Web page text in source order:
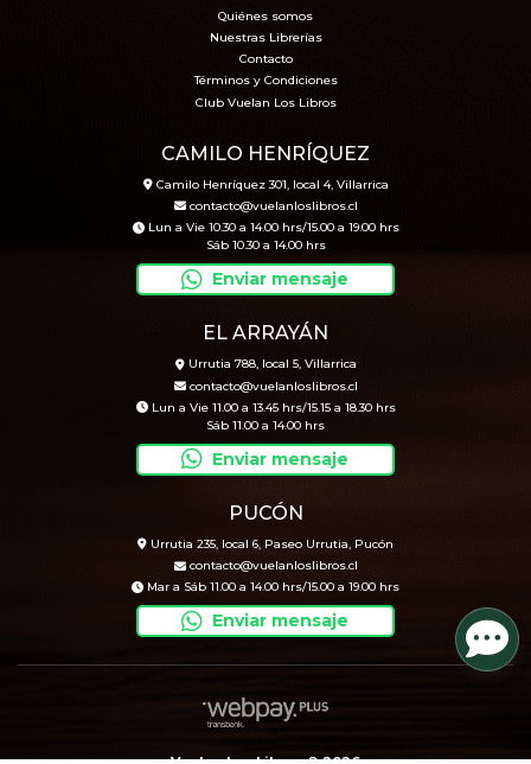
Quiénes somos
Nuestras Librerías
Contacto
Términos y Condiciones
Club Vuelan Los Libros
CAMILO HENRÍQUEZ
Camilo Henríquez 301, local 4, Villarrica
contacto@vuelanloslibros.cl
Lun a Vie 10.30 a 14.00 hrs/15.00 a 19.00 hrs
Sáb 10.30 a 14.00 hrs
Enviar mensaje
EL ARRAYÁN
Urrutia 788, local 5, Villarrica
contacto@vuelanloslibros.cl
Lun a Vie 11.00 a 13.45 hrs/15.15 a 18.30 hrs
Sáb 11.00 a 14.00 hrs
Enviar mensaje
PUCÓN
Urrutia 235, local 6, Paseo Urrutia, Pucón
contacto@vuelanloslibros.cl
Mar a Sáb 11.00 a 14.00 hrs/15.00 a 19.00 hrs
Enviar mensaje